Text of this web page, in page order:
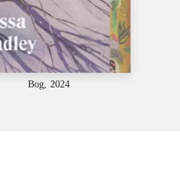
Bog, 2024